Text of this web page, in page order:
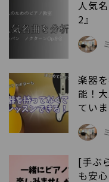
人気
2』
楽器
能！
ていま
[手ぶ
も安